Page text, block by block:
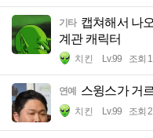
기타 캡쳐해서 나
계관 캐릭터
치킨 Lv.99 조회
연예 스윙스가 거
치킨 Lv.99 조회